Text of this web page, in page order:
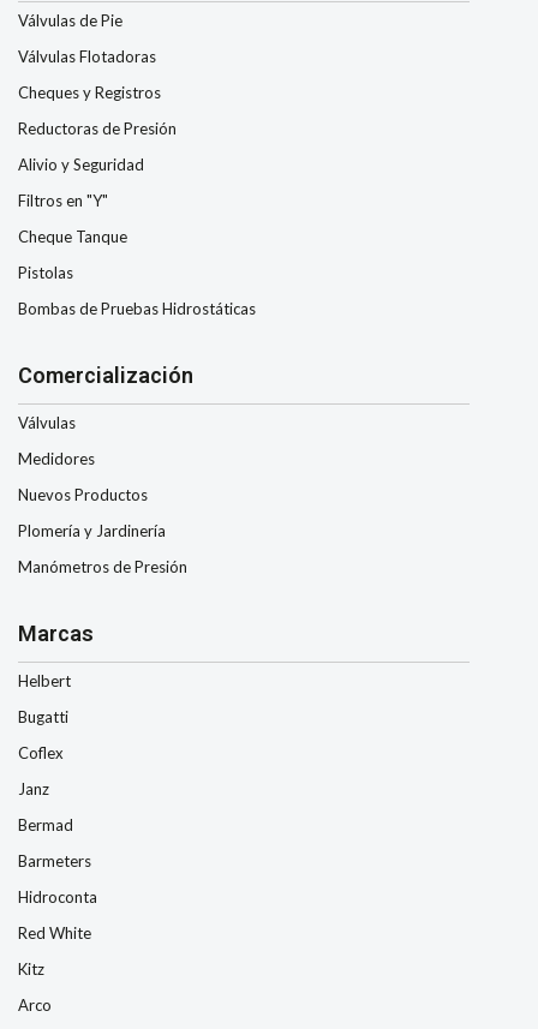
Válvulas de Pie
Válvulas Flotadoras
Cheques y Registros
Reductoras de Presión
Alivio y Seguridad
Filtros en "Y"
Cheque Tanque
Pistolas
Bombas de Pruebas Hidrostáticas
Comercialización
Válvulas
Medidores
Nuevos Productos
Plomería y Jardinería
Manómetros de Presión
Marcas
Helbert
Bugatti
Coflex
Janz
Bermad
Barmeters
Hidroconta
Red White
Kitz
Arco